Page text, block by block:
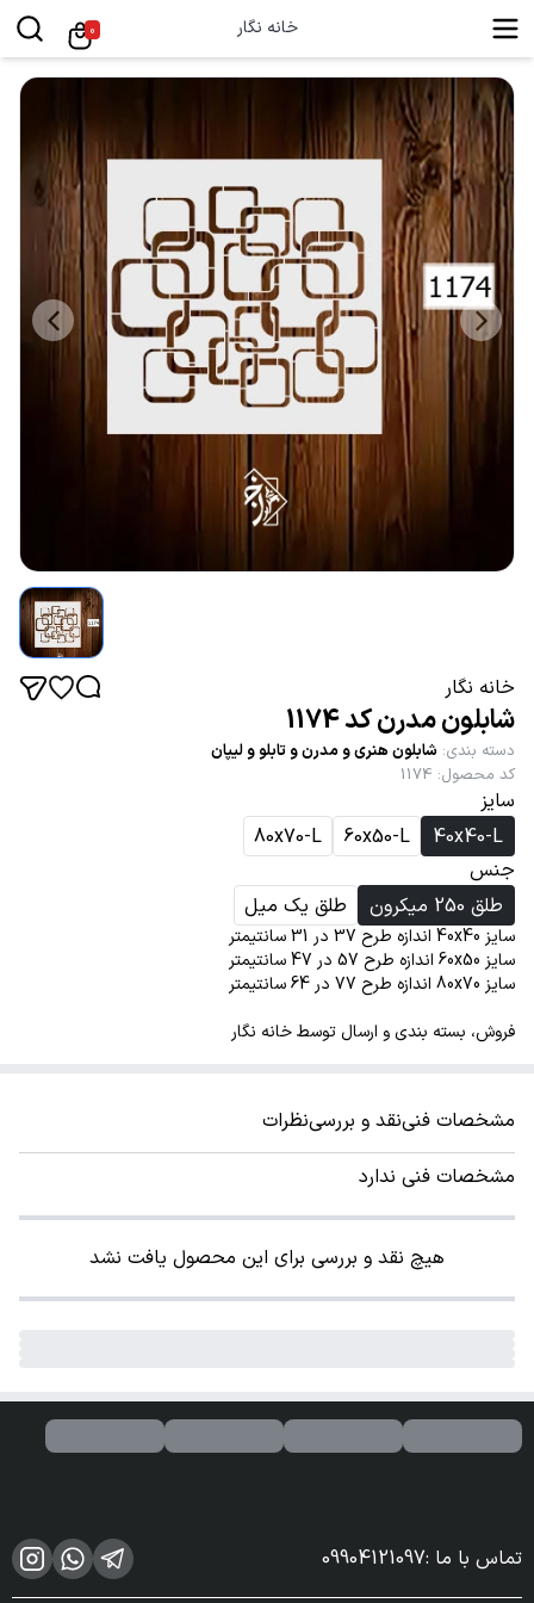
خانه نگار 0
خانه نگار
شابلون مدرن کد 1174
دسته بندی: شابلون هنری و مدرن و تابلو و لیپان
کد محصول:
1174
سایز
40x40-L
60x50-L
80x70-L
جنس
طلق 250 میکرون
طلق یک میل
سایز 40x40 اندازه طرح 37 در 31 سانتیمتر
سایز 60x50 اندازه طرح 57 در 47 سانتیمتر
سایز 80x70 اندازه طرح 77 در 64 سانتیمتر
فروش، بسته بندی و ارسال توسط خانه نگار
مشخصات فنینقد و بررسینظرات
مشخصات فنی ندارد
هیچ نقد و بررسی برای این محصول یافت نشد
تماس با ما :
09904121097